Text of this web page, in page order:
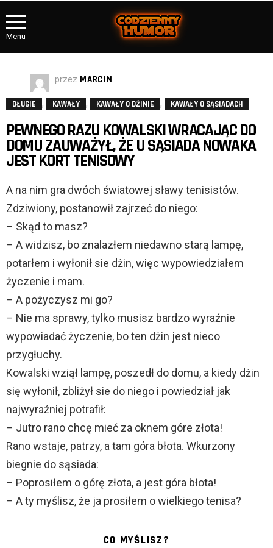
Menu
przez MARCIN
DŁUGIE , KAWAŁY , KAWAŁY O DŻINIE , KAWAŁY O SĄSIADACH
PEWNEGO RAZU KOWALSKI WRACAJĄC DO
DOMU ZAUWAŻYŁ, ŻE U SĄSIADA NOWAKA
JEST KORT TENISOWY
A na nim gra dwóch światowej sławy tenisistów.
Zdziwiony, postanowił zajrzeć do niego:
– Skąd to masz?
– A widzisz, bo znalazłem niedawno starą lampę,
potarłem i wyłonił sie dżin, więc wypowiedziałem
życzenie i mam.
– A pożyczysz mi go?
– Nie ma sprawy, tylko musisz bardzo wyraźnie
wypowiadać życzenie, bo ten dżin jest nieco
przygłuchy.
Kowalski wziął lampę, poszedł do domu, a kiedy dżin
się wyłonił, zbliżył sie do niego i powiedział jak
najwyraźniej potrafił:
– Jutro rano chcę mieć za oknem góre złota!
Rano wstaje, patrzy, a tam góra błota. Wkurzony
biegnie do sąsiada:
– Poprosiłem o górę złota, a jest góra błota!
– A ty myślisz, że ja prosiłem o wielkiego tenisa?
CO MYŚLISZ?